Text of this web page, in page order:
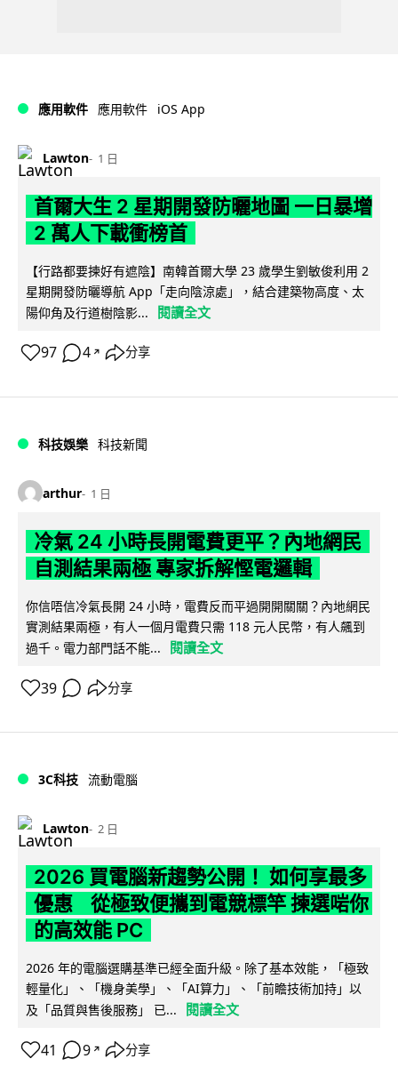
應用軟件 應用軟件 iOS App
Lawton 1 日
首爾大生 2 星期開發防曬地圖 一日暴增
2 萬人下載衝榜首
【行路都要揀好有遮陰】南韓首爾大學 23 歲學生劉敏俊利用 2
星期開發防曬導航 App「走向陰涼處」，結合建築物高度、太
陽仰角及行道樹陰影...
閱讀全文
97 4 ↗ 分享
科技娛樂 科技新聞
arthur 1 日
冷氣 24 小時長開電費更平？內地網民
自測結果兩極 專家拆解慳電邏輯
你信唔信冷氣長開 24 小時，電費反而平過開開關關？內地網民
實測結果兩極，有人一個月電費只需 118 元人民幣，有人飆到
過千。電力部門話不能...
閱讀全文
39 分享
3C科技 流動電腦
Lawton 2 日
2026 買電腦新趨勢公開！ 如何享最多
優惠 從極致便攜到電競標竿 揀選啱你
的高效能 PC
2026 年的電腦選購基準已經全面升級。除了基本效能，「極致
輕量化」、「機身美學」、「AI算力」、「前瞻技術加持」以
及「品質與售後服務」 已...
閱讀全文
41 9 ↗ 分享